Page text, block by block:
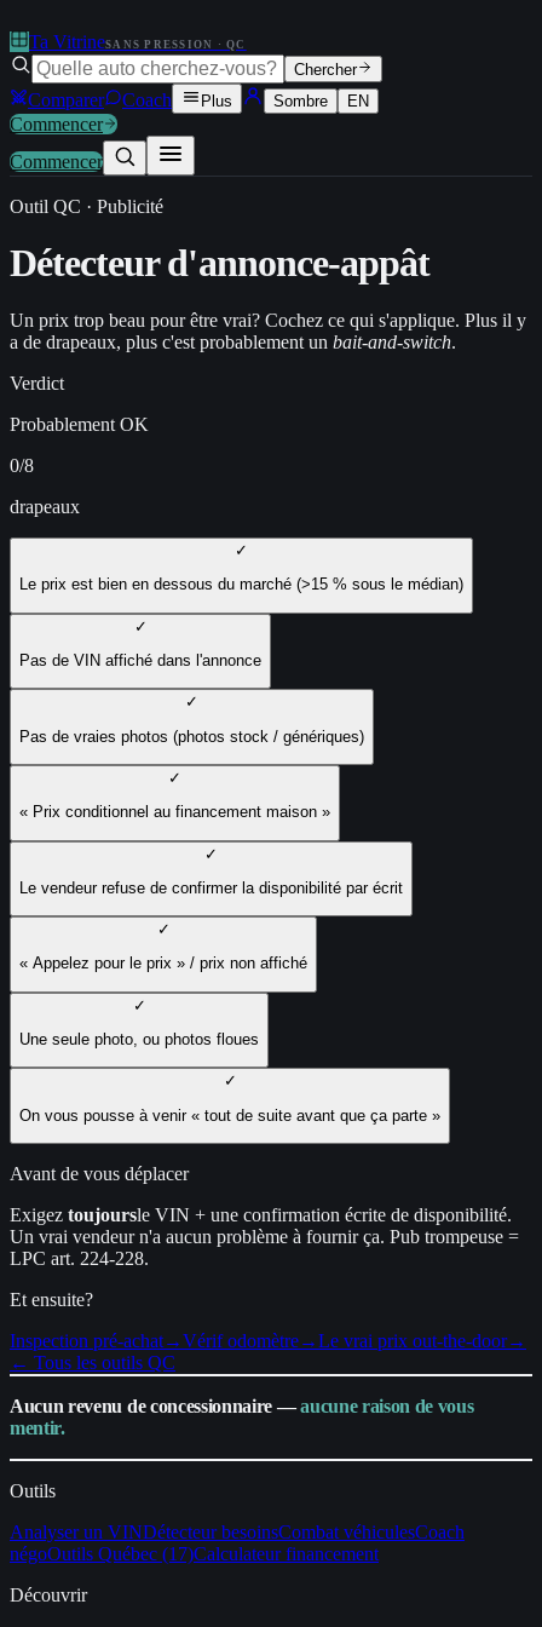
Ta VitrineSANS PRESSION · QC
Chercher
Comparer Coach Plus Sombre EN
Commencer
Commencer
Outil QC · Publicité
Détecteur d'annonce-appât
Un prix trop beau pour être vrai? Cochez ce qui s'applique. Plus il y
a de drapeaux, plus c'est probablement un bait-and-switch.
Verdict
Probablement OK
0/8
drapeaux
✓
Le prix est bien en dessous du marché (>15 % sous le médian)
✓
Pas de VIN affiché dans l'annonce
✓
Pas de vraies photos (photos stock / génériques)
✓
« Prix conditionnel au financement maison »
✓
Le vendeur refuse de confirmer la disponibilité par écrit
✓
« Appelez pour le prix » / prix non affiché
✓
Une seule photo, ou photos floues
✓
On vous pousse à venir « tout de suite avant que ça parte »
Avant de vous déplacer
Exigez toujoursle VIN + une confirmation écrite de disponibilité.
Un vrai vendeur n'a aucun problème à fournir ça. Pub trompeuse =
LPC art. 224-228.
Et ensuite?
Inspection pré-achat→Vérif odomètre→Le vrai prix out-the-door→
← Tous les outils QC
Aucun revenu de concessionnaire — aucune raison de vous
mentir.
Outils
Analyser un VINDétecteur besoinsCombat véhiculesCoach
négoOutils Québec (17)Calculateur financement
Découvrir